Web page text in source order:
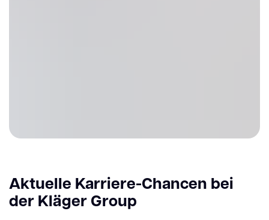
Aktuelle Karriere-Chancen bei
der Kläger Group